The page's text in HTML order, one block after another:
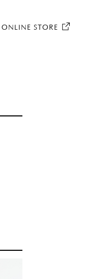
ONLINE STORE